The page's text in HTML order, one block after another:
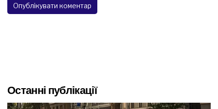
Останні публікації